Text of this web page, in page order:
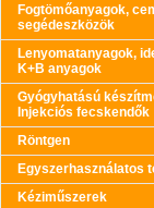
Fogtömőanyagok,
segédeszközök
Lenyomatanyagok,
K+B anyagok
Gyógyhatású
Injekciós fecskendők
Röntgen
Egyszerhasználatos
Kéziműszerek